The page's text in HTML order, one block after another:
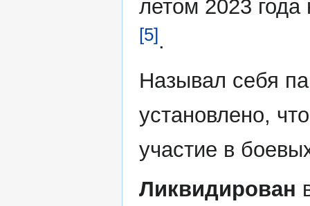
летом 2023 года
[5].
Называл себя
установлено,
участие в
Ликвидирован